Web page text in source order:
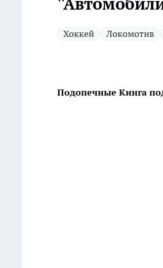
Хоккей Локомотив
Подопечные Кинга